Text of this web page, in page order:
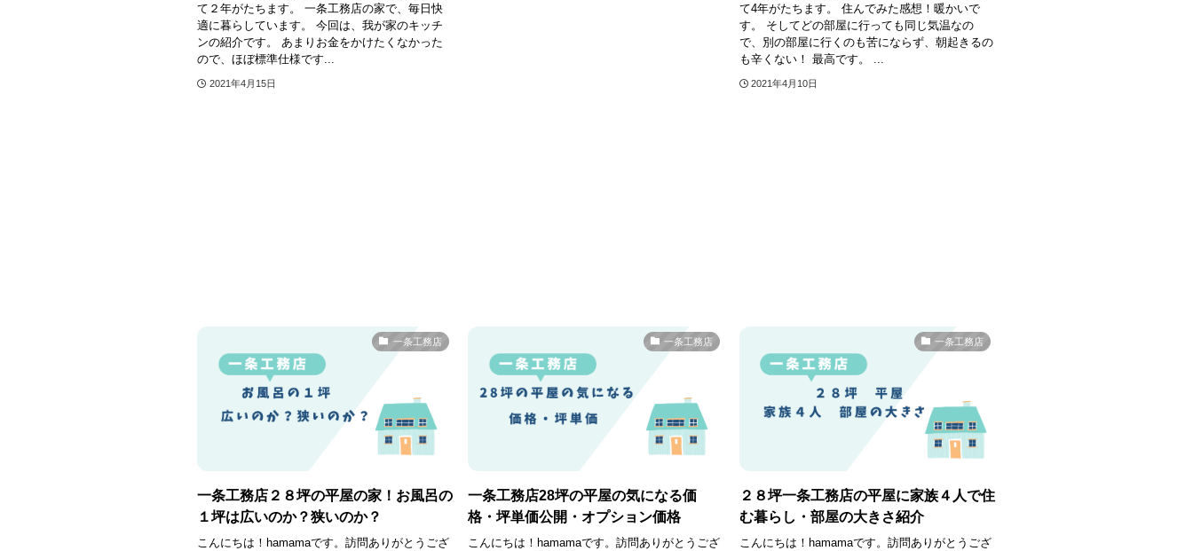
て２年がたちます。 一条工務店の家で、毎日快
適に暮らしています。 今回は、我が家のキッチ
ンの紹介です。 あまりお金をかけたくなかった
ので、ほぼ標準仕様です...
2021年4月15日
て4年がたちます。 住んでみた感想！暖かいで
す。 そしてどの部屋に行っても同じ気温なの
で、別の部屋に行くのも苦にならず、朝起きるの
も辛くない！ 最高です。 ...
2021年4月10日
一条工務店
一条工務店２８坪の平屋の家！お風呂の
１坪は広いのか？狭いのか？
こんにちは！hamamaです。訪問ありがとうござ
一条工務店
一条工務店28坪の平屋の気になる価
格・坪単価公開・オプション価格
こんにちは！hamamaです。訪問ありがとうござ
一条工務店
２８坪一条工務店の平屋に家族４人で住
む暮らし・部屋の大きさ紹介
こんにちは！hamamaです。訪問ありがとうござ